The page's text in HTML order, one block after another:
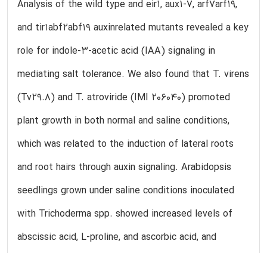
Analysis of the wild type and eir1, aux1-7, arf7arf19,
and tir1abf2abf19 auxinrelated mutants revealed a key
role for indole-3-acetic acid (IAA) signaling in
mediating salt tolerance. We also found that T. virens
(Tv29.8) and T. atroviride (IMI 206040) promoted
plant growth in both normal and saline conditions,
which was related to the induction of lateral roots
and root hairs through auxin signaling. Arabidopsis
seedlings grown under saline conditions inoculated
with Trichoderma spp. showed increased levels of
abscissic acid, L-proline, and ascorbic acid, and